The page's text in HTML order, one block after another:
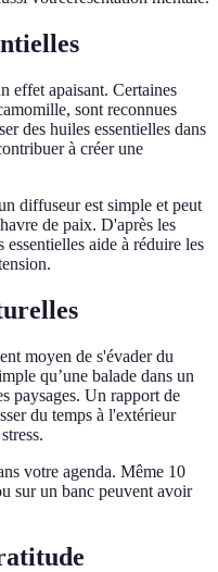
effet apaisant. Certaines
sont reconnues
des huiles essentielles dans
à créer une
diffuseur est simple et peut
de paix. D'après les
aide à réduire les
moyen de s'évader du
qu’une balade dans un
paysages. Un rapport de
du temps à l'extérieur
votre agenda. Même 10
sur un banc peuvent avoir